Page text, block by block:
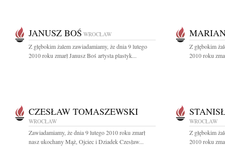
JANUSZ BOŚ WROCŁAW
Z głębokim żalem zawiadamiamy, że dnia 9 lutego
2010 roku zmarł Janusz Boś artysta plastyk...
Z głębokim
2010 roku
CZESŁAW TOMASZEWSKI
WROCŁAW
Zawiadamiamy, że dnia 9 lutego 2010 roku zmarł
nasz ukochany Mąż, Ojciec i Dziadek Czesław...
WROCŁAW
Z głębokim
2010 roku